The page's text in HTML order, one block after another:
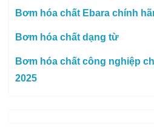
Bơm hóa chất Ebara chính
Bơm hóa chất dạng từ
Bơm hóa chất công nghiệp
2025